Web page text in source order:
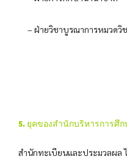
– ฝ่ายวิชาบูรณาการหมวดวิ
5. ยุคของสำนักบริหารการศึก
สำนักทะเบียนและประมวลผล